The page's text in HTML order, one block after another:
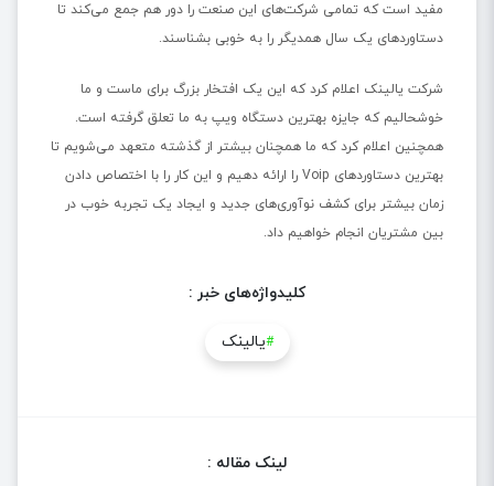
مفید است که تمامی شرکت‌های این صنعت را دور هم جمع می‌کند تا
دستاوردهای یک سال همدیگر را به خوبی بشناسند.
شرکت یالینک اعلام کرد که این یک افتخار بزرگ برای ماست و ما
خوشحالیم که جایزه بهترین دستگاه ویپ به ما تعلق گرفته است.
همچنین اعلام کرد که ما همچنان بیشتر از گذشته متعهد می‌شویم تا
بهترین دستاوردهای Voip را ارائه دهیم و این کار را با اختصاص دادن
زمان بیشتر برای کشف نوآوری‌های جدید و ایجاد یک تجربه خوب در
بین مشتریان انجام خواهیم داد.
کلیدواژه‌های خبر :
#یالینک
لینک مقاله :